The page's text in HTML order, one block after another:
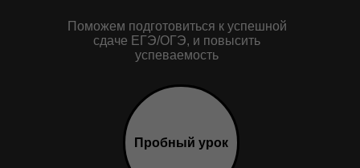
Пробный урок
Поможем подготовиться к успешной
сдаче ЕГЭ/ОГЭ, и повысить
успеваемость